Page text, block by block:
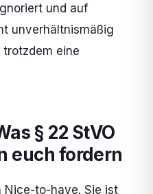
und auf
unverhältnismäßig
eine
§ 22 StVO
euch fordern
Nice-to-have. Sie ist